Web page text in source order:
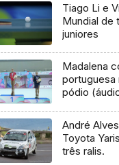
Tiago Li e
Mundial de
juniores
Madalena
portuguesa
pódio
André
Toyota
três ralis.